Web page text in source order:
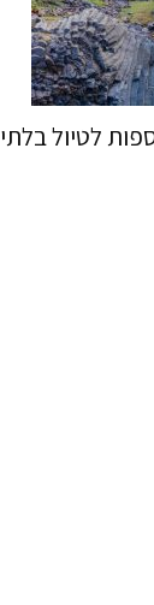
לטיול בלתי